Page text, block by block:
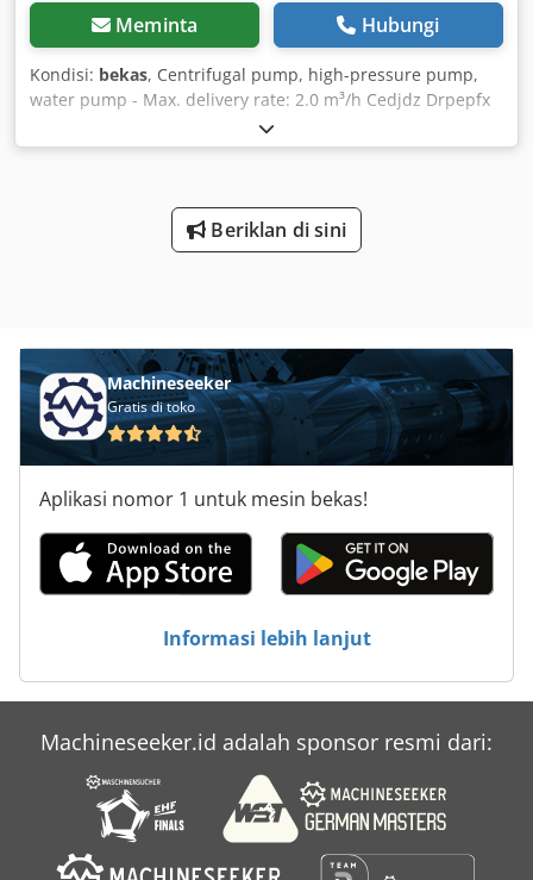
Wide selection of used machinery and industrial
equipment.
Meminta Hubungi
Kondisi: bekas, Centrifugal pump, high-pressure pump,
water pump - Max. delivery rate: 2.0 m³/h Cedjdz Drpepfx
Ahyorf - Dimensions: 360/140/H340 mm - Weight: 11 kg
Beriklan di sini
Machineseeker
Gratis di toko
Aplikasi nomor 1 untuk mesin bekas!
Informasi lebih lanjut
Machineseeker.id adalah sponsor resmi dari: